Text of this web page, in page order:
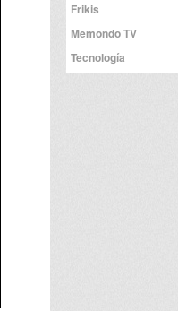
Frikis
Memondo TV
Tecnología